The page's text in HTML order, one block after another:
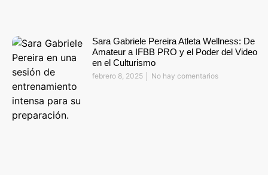
Sara Gabriele Pereira Atleta Wellness: De
Amateur a IFBB PRO y el Poder del Video
en el Culturismo
febrero 8, 2025 No hay comentarios